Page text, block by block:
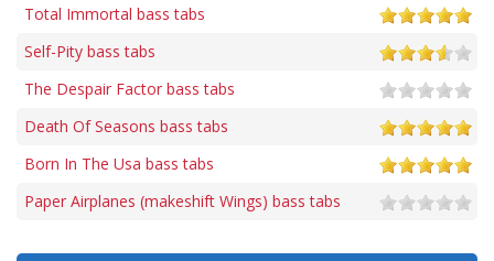
Total Immortal bass tabs
Self-Pity bass tabs
The Despair Factor bass tabs
Death Of Seasons bass tabs
Born In The Usa bass tabs
Paper Airplanes (makeshift Wings) bass tabs